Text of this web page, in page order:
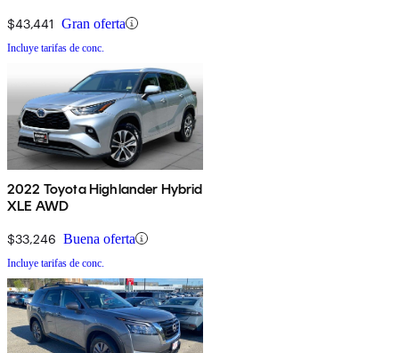
$43,441 Gran oferta
Incluye tarifas de conc.
2022 Toyota Highlander Hybrid
XLE AWD
$33,246 Buena oferta
Incluye tarifas de conc.